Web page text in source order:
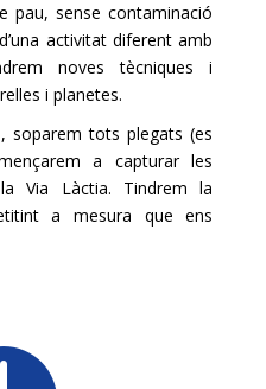
pau, sense contaminació
activitat diferent amb
noves tècniques i
i planetes.
soparem tots plegats (es
a capturar les
Via Làctia. Tindrem la
a mesura que ens